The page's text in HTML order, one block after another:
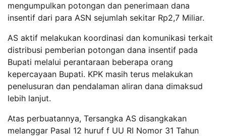
mengumpulkan potongan dan penerimaan dana
insentif dari para ASN sejumlah sekitar Rp2,7 Miliar.
AS aktif melakukan koordinasi dan komunikasi terkait
distribusi pemberian potongan dana insentif pada
Bupati melalui perantaraan beberapa orang
kepercayaan Bupati. KPK masih terus melakukan
penelusuran dan pendalaman aliran dana dimaksud
lebih lanjut.
Atas perbuatannya, Tersangka AS disangkakan
melanggar Pasal 12 huruf f UU RI Nomor 31 Tahun